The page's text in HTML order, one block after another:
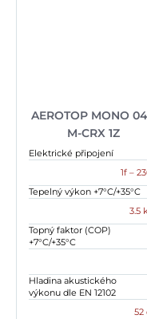
AEROTOP MONO
M-CRX 1Z
Elektrické připojení
1f –
Tepelný výkon +7°C/+35°C
3.5
Topný faktor (COP)
+7°C/+35°C
Hladina akustického
výkonu dle EN 12102
52